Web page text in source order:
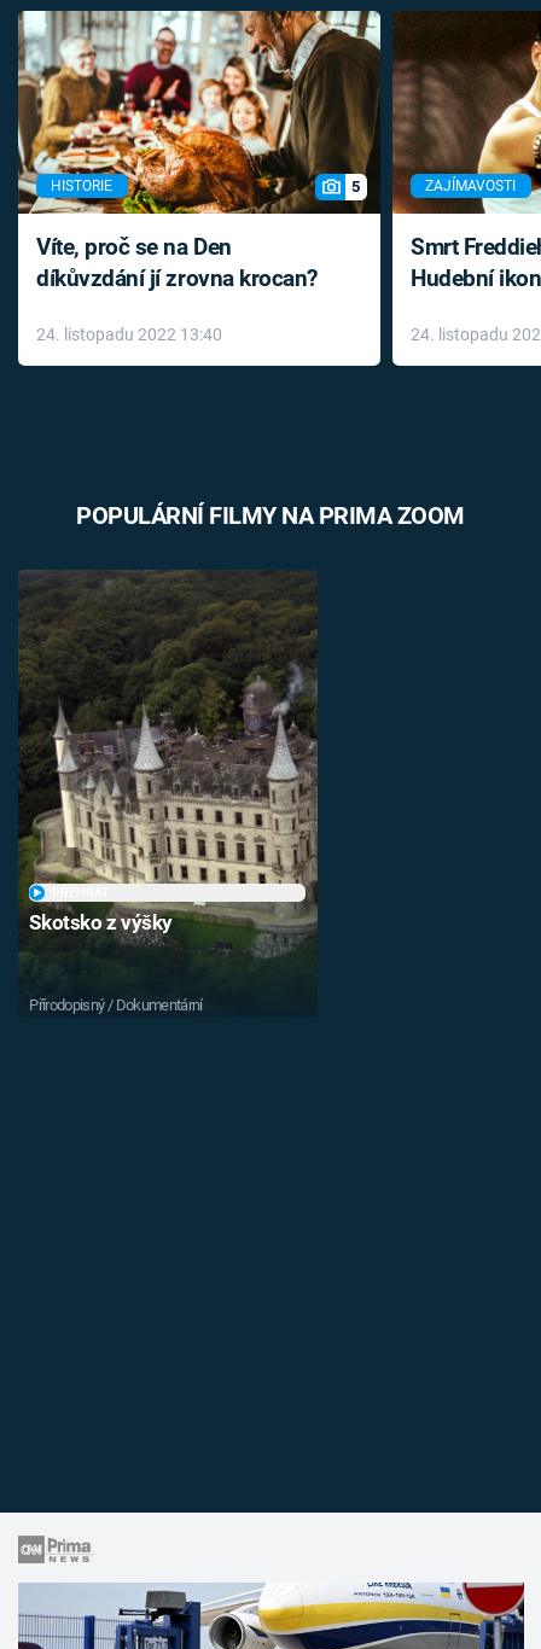
HISTORIE 5
Víte, proč se na Den
díkůvzdání jí zrovna krocan?
24. listopadu 2022 13:40
ZAJÍMAVOSTI
Smrt
Hudební
léky
24. listopadu
POPULÁRNÍ FILMY NA PRIMA ZOOM
Skotsko z výšky
Přírodopisný / Dokumentární